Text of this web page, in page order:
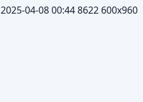
2025-04-08 00:448622 600x960